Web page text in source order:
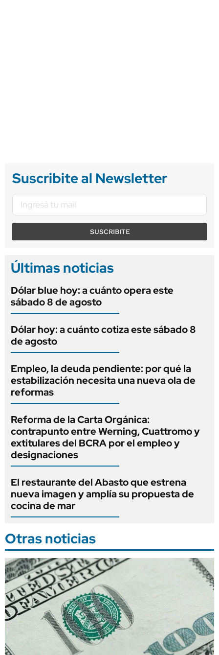
Suscribite al Newsletter
SUSCRIBITE
Últimas noticias
Dólar blue hoy: a cuánto opera este
sábado 8 de agosto
Dólar hoy: a cuánto cotiza este sábado 8
de agosto
Empleo, la deuda pendiente: por qué la
estabilización necesita una nueva ola de
reformas
Reforma de la Carta Orgánica:
contrapunto entre Werning, Cuattromo y
extitulares del BCRA por el empleo y
designaciones
El restaurante del Abasto que estrena
nueva imagen y amplía su propuesta de
cocina de mar
Otras noticias